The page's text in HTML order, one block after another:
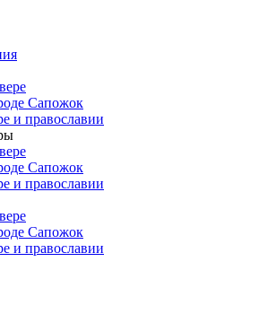
Сапожок
и православии
Сапожок
и православии
Сапожок
и православии